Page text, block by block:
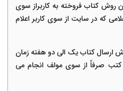
روش کتاب فروخته به کاربراز سوی
که در سایت از سوی کاربر اعلام
ارسال کتاب یک الی دو هفته زمان
کتب صرفاً از سوی مولف انجام می